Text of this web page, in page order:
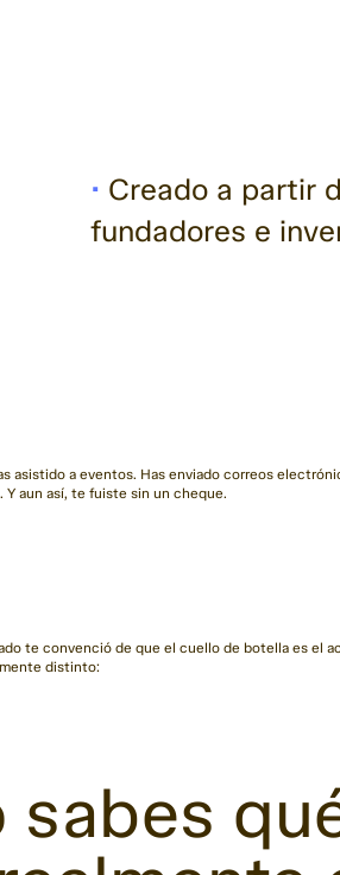
• Creado a partir
fundadores e
asistido a eventos. Has enviado correos
aun así, te fuiste sin un cheque.
te convenció de que el cuello de botella es el
distinto:
sabes